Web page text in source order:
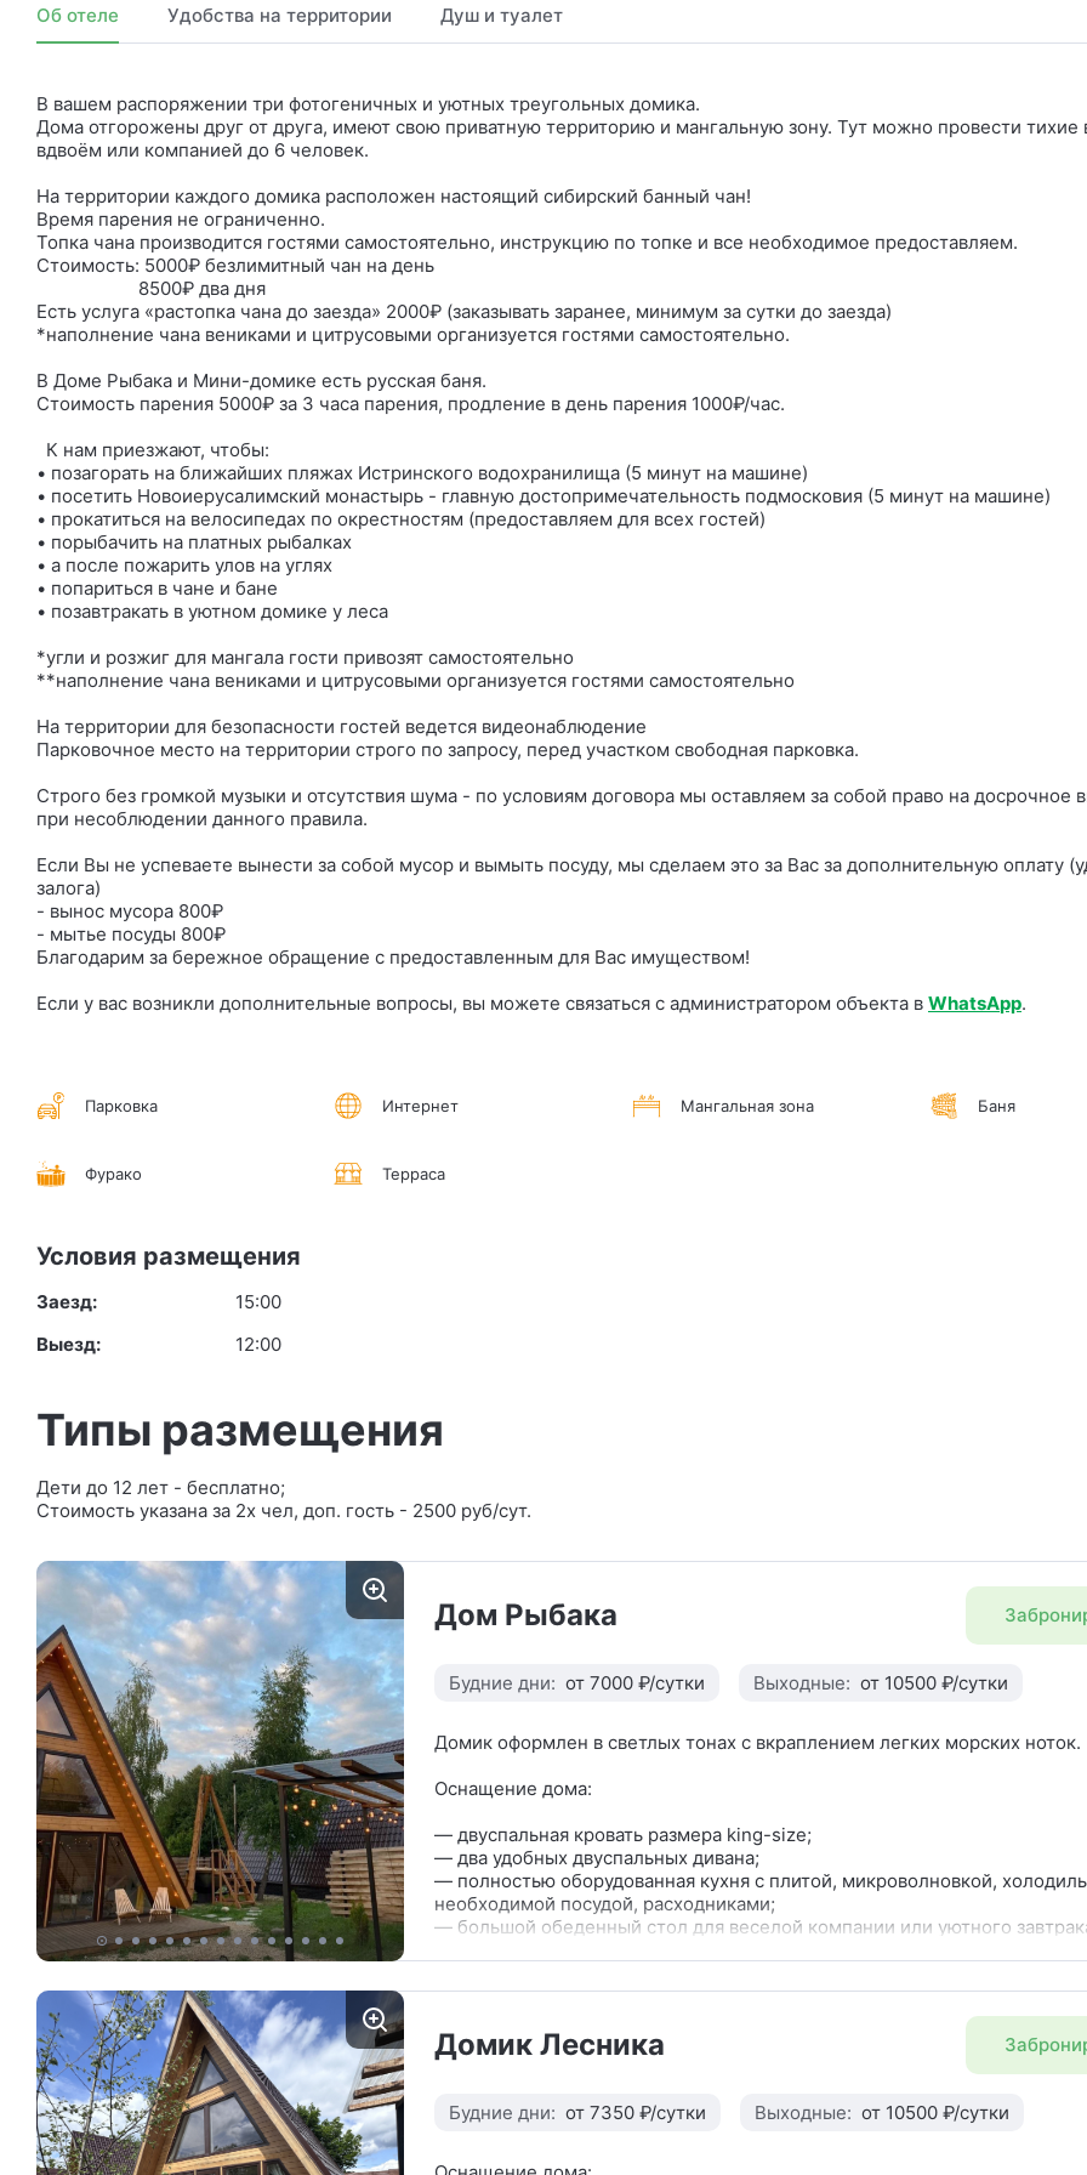
Об отеле Удобства на территории Душ и туалет
В вашем распоряжении три фотогеничных и уютных треугольных домика.
Дома отгорожены друг от друга, имеют свою приватную территорию и мангальную зону. Тут можно провести тихие
вдвоём или компанией до 6 человек.
На территории каждого домика расположен настоящий сибирский банный чан!
Время парения не ограниченно.
Топка чана производится гостями самостоятельно, инструкцию по топке и все необходимое предоставляем.
Стоимость: 5000₽ безлимитный чан на день
8500₽ два дня
Есть услуга «растопка чана до заезда» 2000₽ (заказывать заранее, минимум за сутки до заезда)
*наполнение чана вениками и цитрусовыми организуется гостями самостоятельно.
В Доме Рыбака и Мини-домике есть русская баня.
Стоимость парения 5000₽ за 3 часа парения, продление в день парения 1000₽/час.
К нам приезжают, чтобы:
• позагорать на ближайших пляжах Истринского водохранилища (5 минут на машине)
• посетить Новоиерусалимский монастырь - главную достопримечательность подмосковия (5 минут на машине)
• прокатиться на велосипедах по окрестностям (предоставляем для всех гостей)
• порыбачить на платных рыбалках
• а после пожарить улов на углях
• попариться в чане и бане
• позавтракать в уютном домике у леса
*угли и розжиг для мангала гости привозят самостоятельно
**наполнение чана вениками и цитрусовыми организуется гостями самостоятельно
На территории для безопасности гостей ведется видеонаблюдение
Парковочное место на территории строго по запросу, перед участком свободная парковка.
Строго без громкой музыки и отсутствия шума - по условиям договора мы оставляем за собой право на досрочное
при несоблюдении данного правила.
Если Вы не успеваете вынести за собой мусор и вымыть посуду, мы сделаем это за Вас за дополнительную оплату
залога)
- вынос мусора 800₽
- мытье посуды 800₽
Благодарим за бережное обращение с предоставленным для Вас имуществом!
Если у вас возникли дополнительные вопросы, вы можете связаться с администратором объекта в WhatsApp.
Парковка Интернет Мангальная зона Баня
Фурако Терраса
Условия размещения
Заезд:
15:00
Выезд:
12:00
Типы размещения
Дети до 12 лет - бесплатно;
Стоимость указана за 2х чел, доп. гость - 2500 руб/сут.
Дом Рыбака
Будние дни: от 7000 ₽/сутки Выходные: от 10500 ₽/сутки
Домик оформлен в светлых тонах с вкраплением легких морских ноток.
Оснащение дома:
— двуспальная кровать размера king-size;
— два удобных двуспальных дивана;
— полностью оборудованная кухня с плитой, микроволновкой,
необходимой посудой, расходниками;
— большой обеденный стол для веселой компании или уютного
— в нашем доме почти всю мебель мы делали своими руками
— свежее постельное белье;
— санузел с унитазом и душевой;
— зеркало;
Домик Лесника
Будние дни: от 7350 ₽/сутки Выходные: от 10500 ₽/сутки